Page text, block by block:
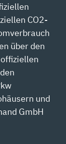
CO2-
über den
und
GmbH